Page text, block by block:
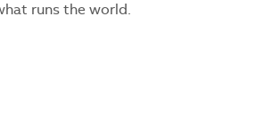
runs the world.